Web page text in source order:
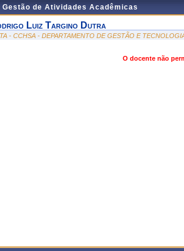
de Atividades Acadêmicas
Luiz Targino Dutra
- CCHSA - DEPARTAMENTO DE GESTÃO E
O docente não